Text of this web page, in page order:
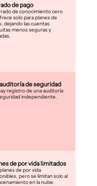
de pago
de conocimiento cero
solo para planes de
dejando las cuentas
menos seguras y
de seguridad
registro de una auditoría
independiente.
de por vida limitados
de por vida
pero se limitan solo al
en la nube.